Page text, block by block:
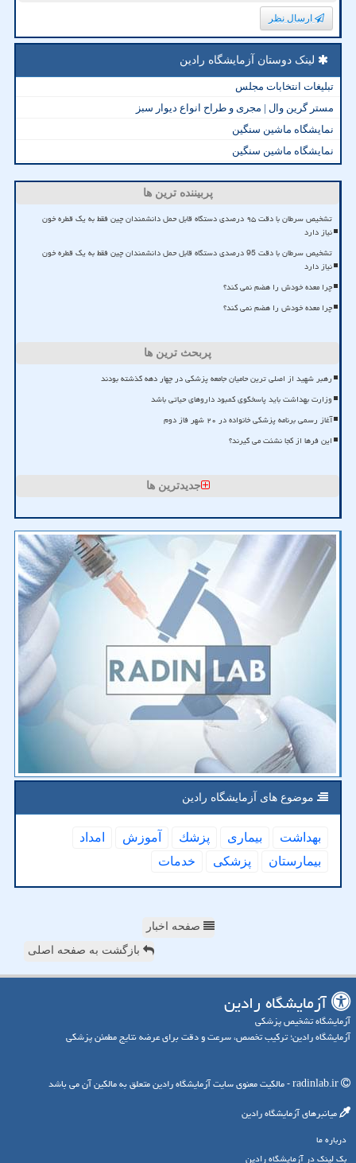
ارسال نظر
لینک دوستان آزمایشگاه رادین
تبلیغات انتخابات مجلس
مستر گرین وال | مجری و طراح انواع دیوار سبز
نمایشگاه ماشین سنگین
نمایشگاه ماشین سنگین
پربیننده ترین ها
تشخیص سرطان با دقت ۹۵ درصدی دستگاه قابل حمل دانشمندان چین فقط به یک قطره خون
نیاز دارد
تشخیص سرطان با دقت 95 درصدی دستگاه قابل حمل دانشمندان چین فقط به یک قطره خون
نیاز دارد
چرا معده خودش را هضم نمی کند؟
چرا معده خودش را هضم نمی کند؟
پربحث ترین ها
رهبر شهید از اصلی ترین حامیان جامعه پزشکی در چهار دهه گذشته بودند
وزارت بهداشت باید پاسخگوی کمبود داروهای حیاتی باشد
آغاز رسمی برنامه پزشکی خانواده در ۲۰ شهر فاز دوم
این فرها از کجا نشئت می گیرند؟
جدیدترین ها
موضوع های آزمایشگاه رادین
بهداشت بیماری پزشك آموزش
امداد
بیمارستان
پزشكی خدمات
صفحه اخبار
بازگشت به صفحه اصلی
آزمایشگاه رادین
آزمایشگاه تشخیص پزشکی
آزمایشگاه رادین؛ ترکیب تخصص، سرعت و دقت برای عرضه نتایج مطمئن پزشکی
میانبرهای آزمایشگاه رادین
درباره ما
بک لینک در آزمایشگاه رادین